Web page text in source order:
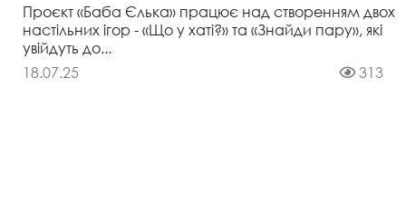
Проєкт «Баба Єлька» працює над створенням двох
настільних ігор - «Що у хаті?» та «Знайди пару», які
увійдуть до...
18.07.25
313